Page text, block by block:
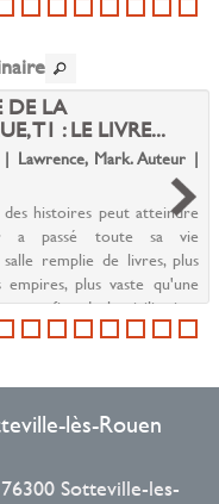
DE LA
T1 : LE LIVRE...
Lawrence, Mark. Auteur |
des histoires peut atteindre
a passé toute sa vie
remplie de livres, plus
plus vaste qu'une
confins de la civilisation,
lès-Rouen
Sotteville-les-